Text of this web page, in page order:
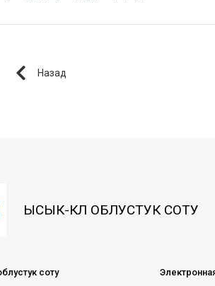
Назад
ЫСЫК-КӨЛ ОБЛУСТУК СОТУ
соту